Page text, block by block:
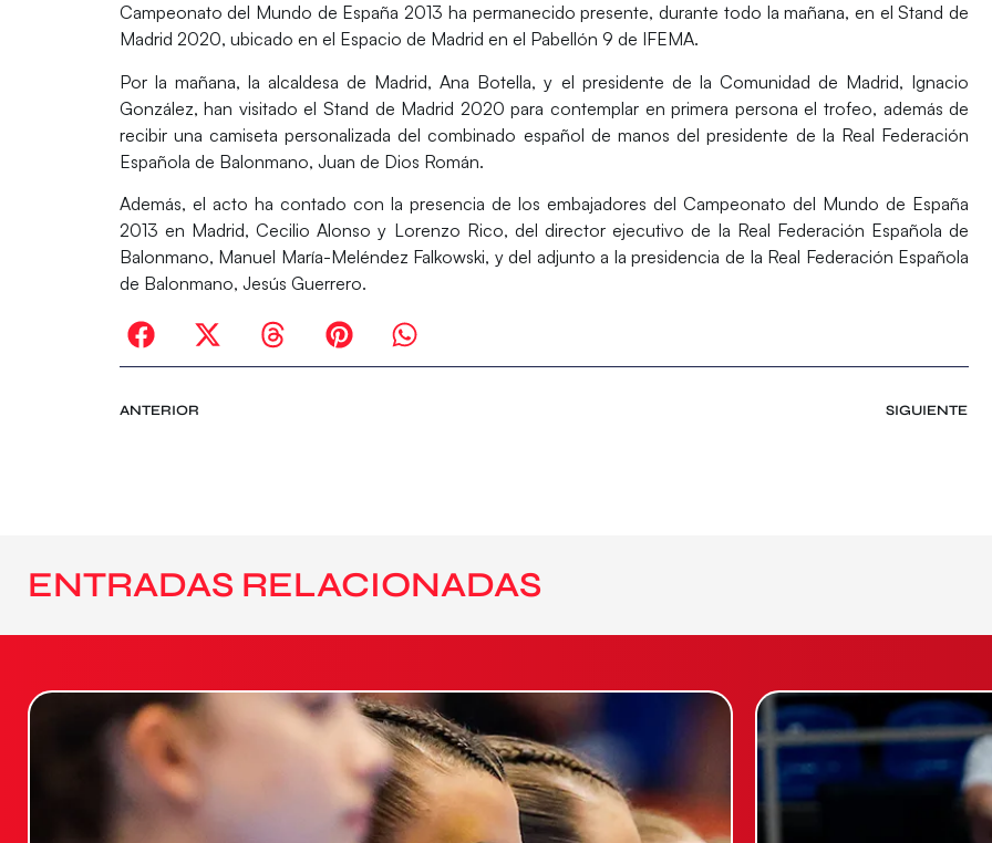
Campeonato del Mundo de España 2013 ha permanecido presente, durante todo la mañana, en elStand de
Madrid 2020, ubicado en el Espacio de Madrid en el Pabellón 9 de IFEMA.
Por la mañana, la alcaldesa de Madrid,Ana Botella, y el presidente de la Comunidad de Madrid, Ignacio
González, han visitado el Stand de Madrid 2020 para contemplar en primera persona el trofeo, además de
recibir una camiseta personalizada del combinado español de manos del presidente de la Real Federación
Española de Balonmano, Juan de Dios Román.
Además, el acto ha contado con la presencia de los embajadores del Campeonato del Mundo de España
2013 en Madrid,Cecilio Alonso y Lorenzo Rico, del director ejecutivo de la Real Federación Española de
Balonmano, Manuel María-Meléndez Falkowski, y del adjunto a la presidencia de la Real Federación Española
de Balonmano, Jesús Guerrero.
ANTERIOR SIGUIENTE
ENTRADAS RELACIONADAS